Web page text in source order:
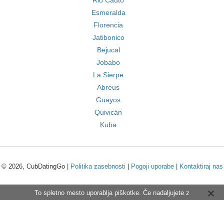
Esmeralda
Florencia
Jatibonico
Bejucal
Jobabo
La Sierpe
Abreus
Guayos
Quivicán
Kuba
© 2026, CubDatingGo | Politika zasebnosti Pogoji uporabe| Kontaktiraj nas
To spletno mesto uporablja piškotke. Če nadaljujete z